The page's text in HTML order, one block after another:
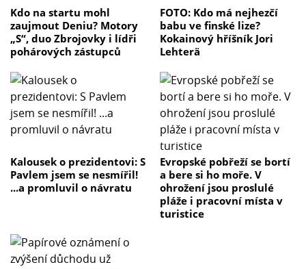
Kdo na startu mohl
zaujmout Deniu? Motory
„S“, duo Zbrojovky i lídři
pohárových zástupců
FOTO: Kdo má nejhezčí
babu ve finské lize?
Kokainový hříšník Jori
Lehterä
Kalousek o prezidentovi: S
Pavlem jsem se nesmířil!
...a promluvil o návratu
Evropské pobřeží se bortí
a bere si ho moře. V
ohrožení jsou proslulé
pláže i pracovní místa v
turistice